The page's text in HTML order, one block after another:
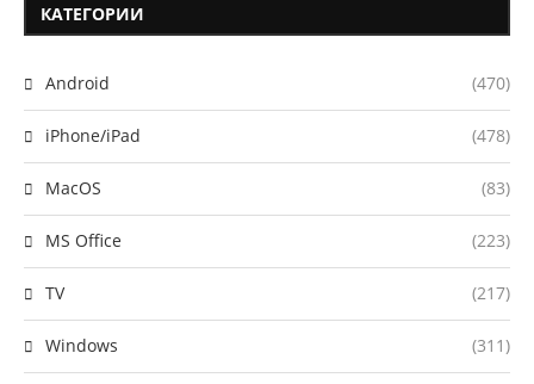
КАТЕГОРИИ
Android (470)
iPhone/iPad (478)
MacOS (83)
MS Office (223)
TV (217)
Windows (311)